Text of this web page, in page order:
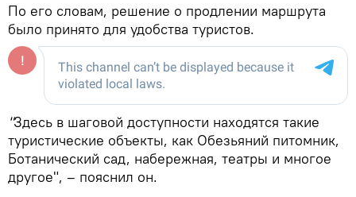
По его словам, решение о продлении маршрута
было принято для удобства туристов.
"Здесь в шаговой доступности находятся такие
туристические объекты, как Обезьяний питомник,
Ботанический сад, набережная, театры и многое
другое", – пояснил он.